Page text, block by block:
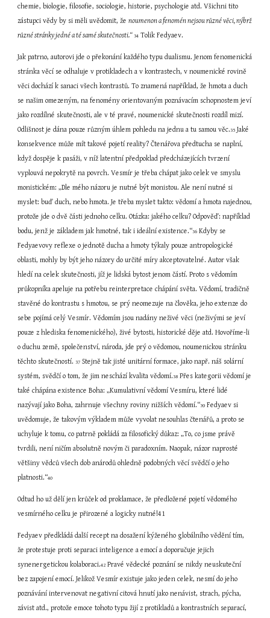
chemie, biologie, filosofie, sociologie, historie, psychologie atd. Všichni tito
zástupci vědy by si měli uvědomit, že noumenon a fenomén nejsou různé věci, nýbrž
různé stránky jedné a té samé skutečnosti.“ 34 Tolik Fedyaev.
Jak patrno, autorovi jde o překonání každého typu dualismu. Jenom fenomenická
stránka věcí se odhaluje v protikladech a v kontrastech, v noumenické rovině
věci dochází k sanaci všech kontrastů. To znamená například, že hmota a duch
se našim omezeným, na fenomény orientovaným poznávacím schopnostem jeví
jako rozdílné skutečnosti, ale v té pravé, noumenické skutečnosti rozdíl mizí.
Odlišnost je dána pouze různým úhlem pohledu na jednu a tu samou věc.35 Jaké
konsekvence může mít takové pojetí reality? Čtenářova předtucha se naplní,
když dospěje k pasáži, v níž latentní předpoklad předcházejících tvrzení
vyplouvá nepokrytě na povrch. Vesmír je třeba chápat jako celek ve smyslu
monistickém: „Dle mého názoru je nutné být monistou. Ale není nutné si
myslet: buď duch, nebo hmota. Je třeba myslet takto: vědomí a hmota najednou,
protože jde o dvě části jednoho celku. Otázka: jakého celku? Odpověď: například
bodu, jenž je základem jak hmotné, tak i ideální existence.“36 Kdyby se
Fedyaevovy reflexe o jednotě ducha a hmoty týkaly pouze antropologické
oblasti, mohly by být jeho názory do určité míry akceptovatelné. Autor však
hledí na celek skutečnosti, jíž je lidská bytost jenom částí. Proto s vědomím
průkopníka apeluje na potřebu reinterpretace chápání světa. Vědomí, tradičně
stavěné do kontrastu s hmotou, se prý neomezuje na člověka, jeho extenze do
sebe pojímá celý Vesmír. Vědomím jsou nadány neživé věci (neživými se jeví
pouze z hlediska fenomenického), živé bytosti, historické děje atd. Hovoříme-li
o duchu země, společenství, národa, jde prý o vědomou, noumenickou stránku
těchto skutečností. 37 Stejně tak jisté unitární formace, jako např. náš solární
systém, svědčí o tom, že jim neschází kvalita vědomí.38 Přes kategorii vědomí je
také chápána existence Boha: „Kumulativní vědomí Vesmíru, které lidé
nazývají jako Boha, zahrnuje všechny roviny nižších vědomí.“39 Fedyaev si
uvědomuje, že takovým výkladem může vyvolat nesouhlas čtenářů, a proto se
uchyluje k tomu, co patrně pokládá za filosofický důkaz: „To, co jsme právě
tvrdili, není ničím absolutně novým či paradoxním. Naopak, názor naprosté
většiny vědců všech dob anárodů ohledně podobných věcí svědčí o jeho
platnosti.“40
Odtud ho už dělí jen krůček od proklamace, že předložené pojetí vědomého
vesmírného celku je přirozené a logicky nutné!41
Fedyaev předkládá další recept na dosažení kýženého globálního vědění tím,
že protestuje proti separaci inteligence a emocí a doporučuje jejich
synenergetickou kolaboraci.42 Pravé vědecké poznání se nikdy neuskuteční
bez zapojení emocí. Jelikož Vesmír existuje jako jeden celek, nesmí do jeho
poznávání intervenovat negativní citová hnutí jako nenávist, strach, pýcha,
závist atd., protože emoce tohoto typu žijí z protikladů a kontrastních separací,